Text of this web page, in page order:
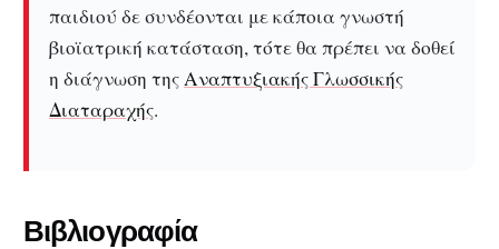
παιδιού δε συνδέονται με κάποια γνωστή
βιοϊατρική κατάσταση, τότε θα πρέπει να δοθεί
η διάγνωση τηςΑναπτυξιακής Γλωσσικής
Διαταραχής.
Βιβλιογραφία